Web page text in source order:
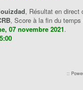
, Résultat en direct
, Score à la fin du
07 novembre 2021.
::